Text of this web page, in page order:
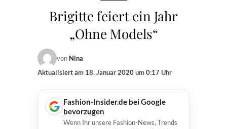
Brigitte feiert ein Jahr
„Ohne Models“
von Nina
Aktualisiert am 18. Januar 2020 um 0:17 Uhr
Fashion-Insider.de bei Google
bevorzugen
Wenn Ihr unsere Fashion-News, Trends